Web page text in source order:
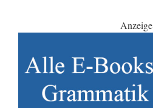
Anzeige